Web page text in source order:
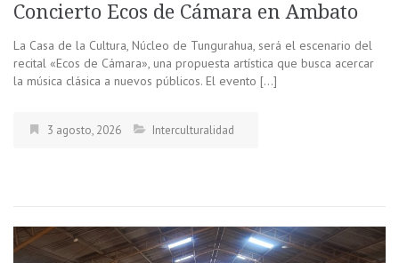
Concierto Ecos de Cámara en Ambato
La Casa de la Cultura, Núcleo de Tungurahua, será el escenario del
recital «Ecos de Cámara», una propuesta artística que busca acercar
la música clásica a nuevos públicos. El evento […]
3 agosto, 2026 Interculturalidad